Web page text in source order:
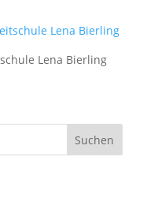
Lena Bierling